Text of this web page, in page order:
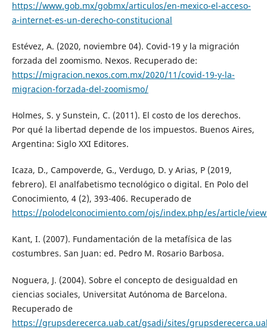
https://www.gob.mx/gobmx/articulos/en-mexico-el-acceso-
a-internet-es-un-derecho-constitucional
Estévez, A. (2020, noviembre 04). Covid-19 y la migración
forzada del zoomismo. Nexos. Recuperado de:
https://migracion.nexos.com.mx/2020/11/covid-19-y-la-
migracion-forzada-del-zoomismo/
Holmes, S. y Sunstein, C. (2011). El costo de los derechos.
Por qué la libertad depende de los impuestos. Buenos Aires,
Argentina: Siglo XXI Editores.
Icaza, D., Campoverde, G., Verdugo, D. y Arias, P (2019,
febrero). El analfabetismo tecnológico o digital. En Polo del
Conocimiento, 4 (2), 393-406. Recuperado de
https://polodelconocimiento.com/ojs/index.php/es/article/
Kant, I. (2007). Fundamentación de la metafísica de las
costumbres. San Juan: ed. Pedro M. Rosario Barbosa.
Noguera, J. (2004). Sobre el concepto de desigualdad en
ciencias sociales, Universitat Autónoma de Barcelona.
Recuperado de
https://grupsderecerca.uab.cat/gsadi/sites/